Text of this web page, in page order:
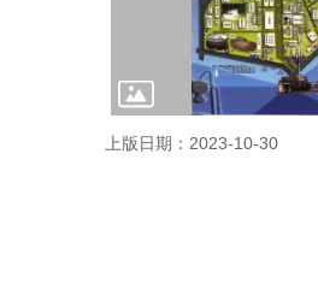
上版日期：2023-10-30